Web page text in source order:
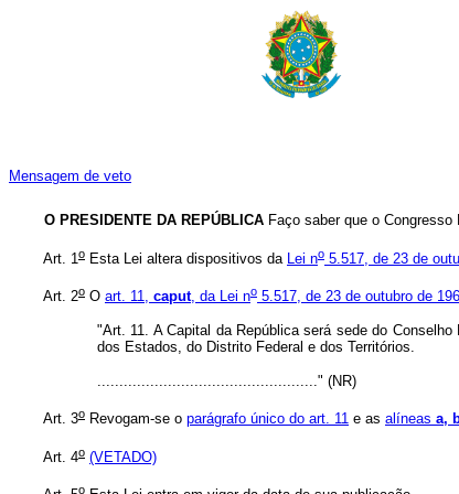
Mensagem de veto
O PRESIDENTE DA REPÚBLICA Faço saber que o
Art. 1 o Esta Lei altera dispositivos da Lei no 5.517, de 23 de
Art. 2o O art. 11, caput, da Lei no 5.517, de 23 de outubro de
"Art. 11. A Capital da República será sede do
dos Estados, do Distrito Federal e dos Territórios.
.................................................." (NR)
Art. 3o Revogam-se o parágrafo único do art. 11 e as alíneas a,
Art. 4o (VETADO)
o